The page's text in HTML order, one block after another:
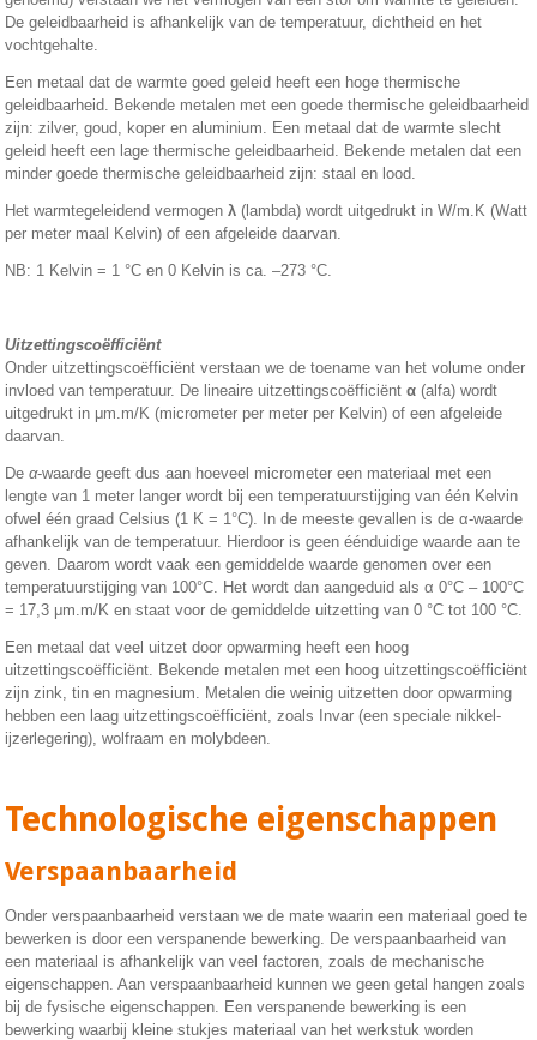
De geleidbaarheid is afhankelijk van de temperatuur, dichtheid en het
vochtgehalte.
Een metaal dat de warmte goed geleid heeft een hoge thermische
geleidbaarheid. Bekende metalen met een goede thermische geleidbaarheid
zijn: zilver, goud, koper en aluminium. Een metaal dat de warmte slecht
geleid heeft een lage thermische geleidbaarheid. Bekende metalen dat een
minder goede thermische geleidbaarheid zijn: staal en lood.
Het warmtegeleidend vermogen λ (lambda) wordt uitgedrukt in W/m.K (Watt
per meter maal Kelvin) of een afgeleide daarvan.
NB: 1 Kelvin = 1 °C en 0 Kelvin is ca. –273 °C.
Uitzettingscoëfficiënt
Onder uitzettingscoëfficiënt verstaan we de toename van het volume onder
invloed van temperatuur. De lineaire uitzettingscoëfficiënt α (alfa) wordt
uitgedrukt in μm.m/K (micrometer per meter per Kelvin) of een afgeleide
daarvan.
De α-waarde geeft dus aan hoeveel micrometer een materiaal met een
lengte van 1 meter langer wordt bij een temperatuurstijging van één Kelvin
ofwel één graad Celsius (1 K = 1°C). In de meeste gevallen is de α-waarde
afhankelijk van de temperatuur. Hierdoor is geen éénduidige waarde aan te
geven. Daarom wordt vaak een gemiddelde waarde genomen over een
temperatuurstijging van 100°C. Het wordt dan aangeduid als α 0°C – 100°C
= 17,3 μm.m/K en staat voor de gemiddelde uitzetting van 0 °C tot 100 °C.
Een metaal dat veel uitzet door opwarming heeft een hoog
uitzettingscoëfficiënt. Bekende metalen met een hoog uitzettingscoëfficiënt
zijn zink, tin en magnesium. Metalen die weinig uitzetten door opwarming
hebben een laag uitzettingscoëfficiënt, zoals Invar (een speciale nikkel-
ijzerlegering), wolfraam en molybdeen.
Technologische eigenschappen
Verspaanbaarheid
Onder verspaanbaarheid verstaan we de mate waarin een materiaal goed te
bewerken is door een verspanende bewerking. De verspaanbaarheid van
een materiaal is afhankelijk van veel factoren, zoals de mechanische
eigenschappen. Aan verspaanbaarheid kunnen we geen getal hangen zoals
bij de fysische eigenschappen. Een verspanende bewerking is een
bewerking waarbij kleine stukjes materiaal van het werkstuk worden